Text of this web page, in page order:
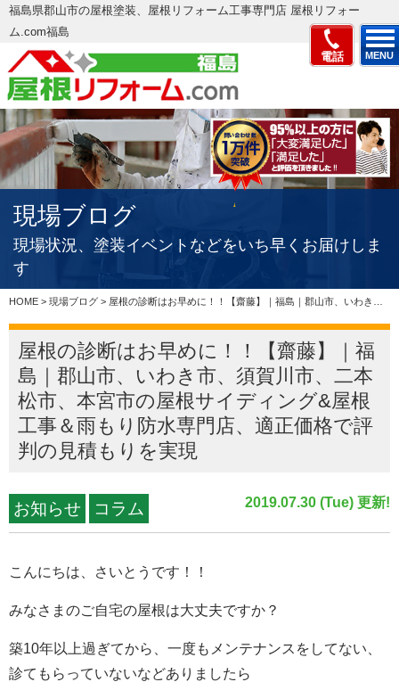
福島県郡山市の屋根塗装、屋根リフォーム工事専門店 屋根リフォー
ム.com福島
電話
MENU
現場ブログ
現場状況、塗装イベントなどをいち早くお届けしま
す
HOME > 現場ブログ > 屋根の診断はお早めに！！【齋藤】｜福島｜郡山市、いわき市、須賀川市、二本松市、本宮市の屋根サイディング&屋根工事＆雨もり防水専門店、適正価格で評判の見積もりを実現
屋根の診断はお早めに！！【齋藤】｜福
島｜郡山市、いわき市、須賀川市、二本
松市、本宮市の屋根サイディング&屋根
工事＆雨もり防水専門店、適正価格で評
判の見積もりを実現
お知らせ コラム 2019.07.30 (Tue) 更新!
こんにちは、さいとうです！！
みなさまのご自宅の屋根は大丈夫ですか？
築10年以上過ぎてから、一度もメンテナンスをしてない、
診てもらっていないなどありましたら